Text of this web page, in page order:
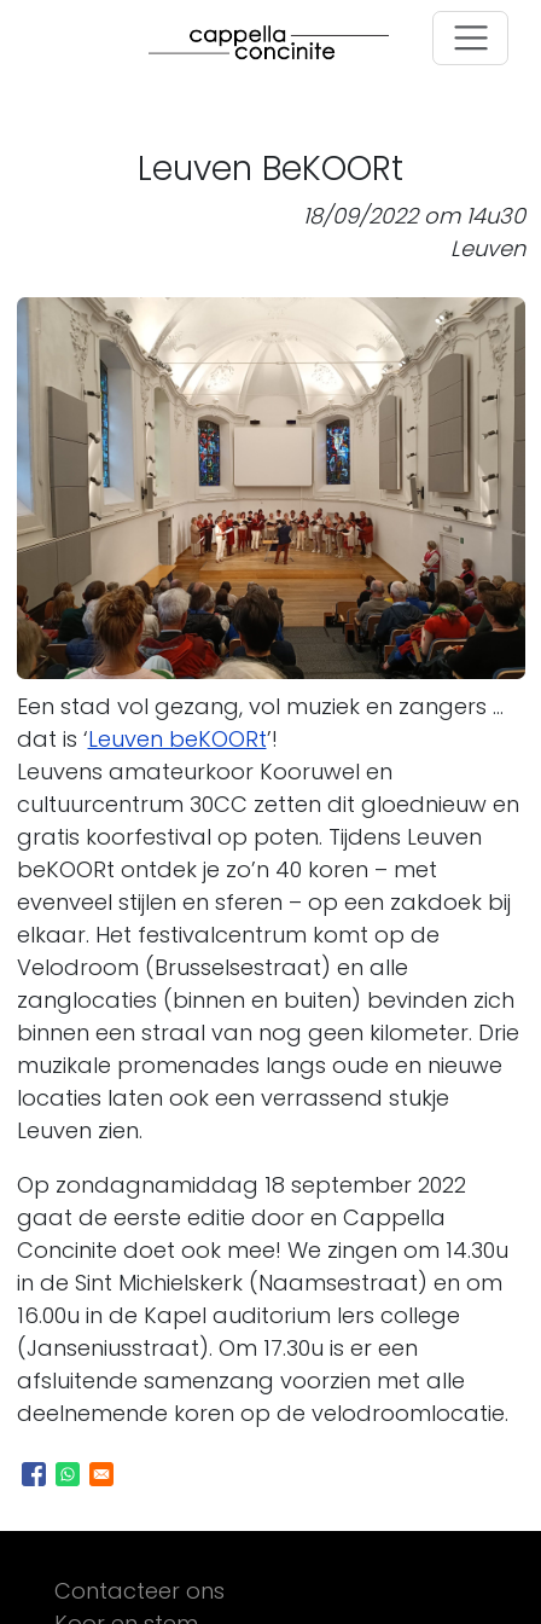
Leuven BeKOORt
18/09/2022 om 14u30
Leuven
Een stad vol gezang, vol muziek en zangers …
dat is ‘Leuven beKOORt’!
Leuvens amateurkoor Kooruwel en
cultuurcentrum 30CC zetten dit gloednieuw en
gratis koorfestival op poten. Tijdens Leuven
beKOORt ontdek je zo’n 40 koren – met
evenveel stijlen en sferen – op een zakdoek bij
elkaar. Het festivalcentrum komt op de
Velodroom (Brusselsestraat) en alle
zanglocaties (binnen en buiten) bevinden zich
binnen een straal van nog geen kilometer. Drie
muzikale promenades langs oude en nieuwe
locaties laten ook een verrassend stukje
Leuven zien.
Op zondagnamiddag 18 september2022
gaat de eerste editie door en Cappella
Concinite doet ook mee! We zingen om 14.30u
in de Sint Michielskerk (Naamsestraat) en om
16.00u in de Kapel auditorium Iers college
(Janseniusstraat). Om 17.30u is er een
afsluitende samenzang voorzien met alle
deelnemende koren op de velodroomlocatie.
Footer
Contacteer ons